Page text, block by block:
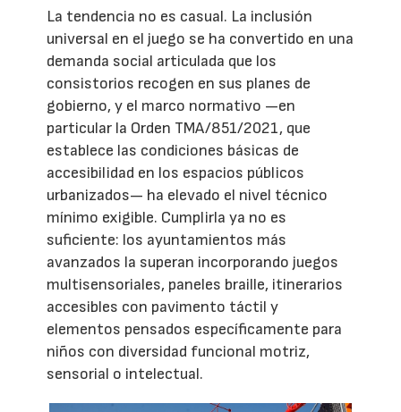
La tendencia no es casual. La inclusión
universal en el juego se ha convertido en una
demanda social articulada que los
consistorios recogen en sus planes de
gobierno, y el marco normativo —en
particular la Orden TMA/851/2021, que
establece las condiciones básicas de
accesibilidad en los espacios públicos
urbanizados— ha elevado el nivel técnico
mínimo exigible. Cumplirla ya no es
suficiente: los ayuntamientos más
avanzados la superan incorporando juegos
multisensoriales, paneles braille, itinerarios
accesibles con pavimento táctil y
elementos pensados específicamente para
niños con diversidad funcional motriz,
sensorial o intelectual.